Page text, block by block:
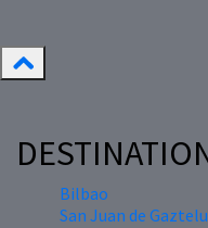
Bilbao
San Juan de